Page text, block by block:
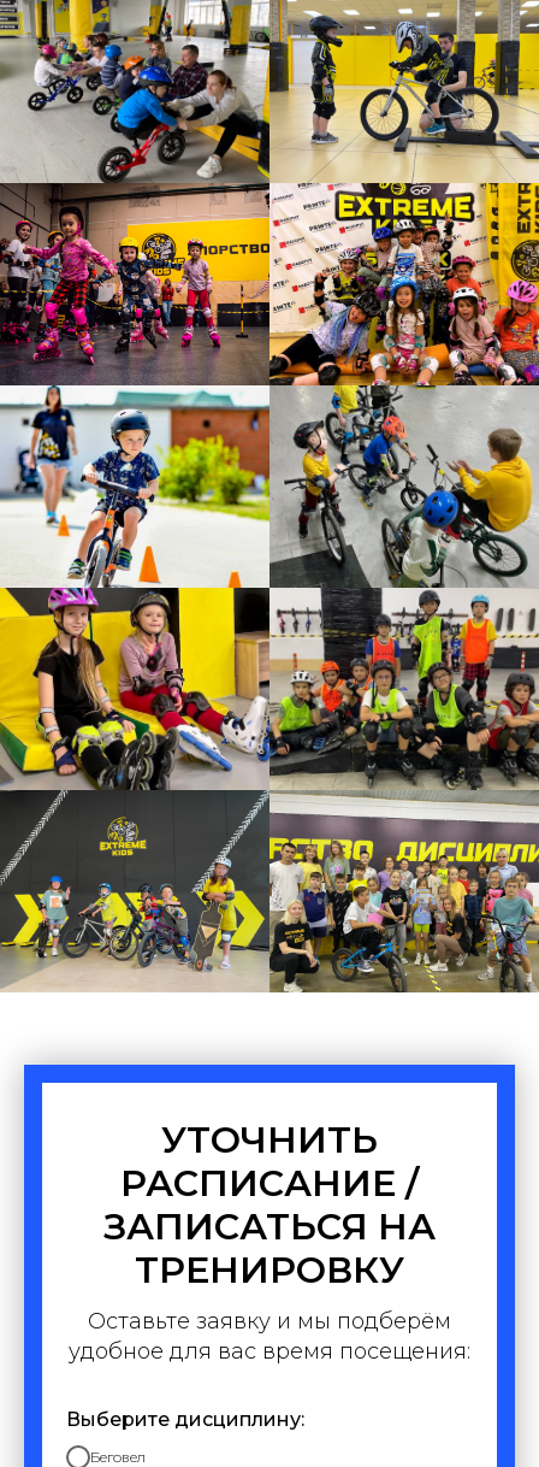
УТОЧНИТЬ
РАСПИСАНИЕ /
ЗАПИСАТЬСЯ НА
ТРЕНИРОВКУ
Оставьте заявку и мы подберём
удобное для вас время посещения:
Выберите дисциплину:
Беговел